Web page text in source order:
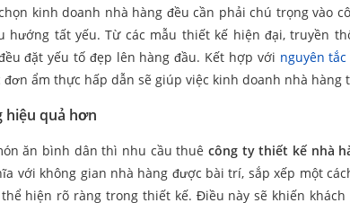
kinh doanh nhà hàng đều cần phải chú trọng vào
tất yếu. Từ các mẫu thiết kế hiện đại, truyền
đặt yếu tố đẹp lên hàng đầu. Kết hợp với nguyên
ẩm thực hấp dẫn sẽ giúp việc kinh doanh nhà hàng
hiệu quả hơn
ăn bình dân thì nhu cầu thuêcông ty thiết kế nhà
với không gian nhà hàng được bài trí, sắp xếp một
hiện rõ ràng trong thiết kế. Điều này sẽ khiến